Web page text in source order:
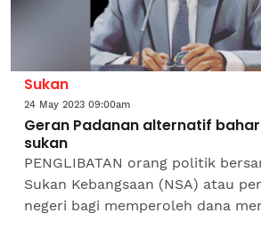
Sukan
24 May 2023 09:00am
Geran Padanan alternatif
sukan
PENGLIBATAN orang politik
Sukan Kebangsaan (NSA) atau
negeri bagi memperoleh dana